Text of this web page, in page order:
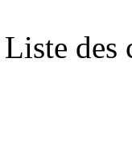
Liste des